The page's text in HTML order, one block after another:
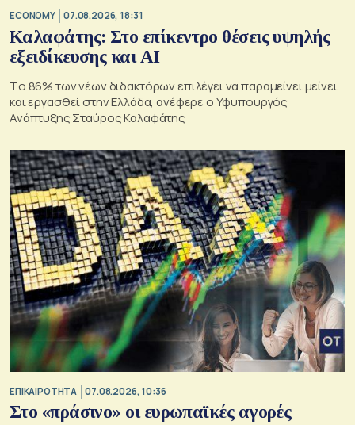
ECONOMY 07.08.2026, 18:31
Καλαφάτης: Στο επίκεντρο θέσεις υψηλής
εξειδίκευσης και AI
Tο 86% των νέων διδακτόρων επιλέγει να παραμείνει μείνει
και εργασθεί στην Ελλάδα, ανέφερε ο Υφυπουργός
Ανάπτυξης Σταύρος Καλαφάτης
ΕΠΙΚΑΙΡΟΤΗΤΑ 07.08.2026, 10:36
Στο «πράσινο» οι ευρωπαϊκές αγορές